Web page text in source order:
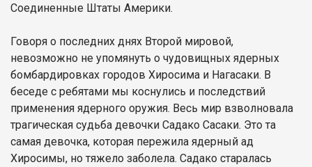
Соединенные Штаты Америки.
Говоря о последних днях Второй мировой,
невозможно не упомянуть о чудовищных ядерных
бомбардировках городов Хиросима и Нагасаки. В
беседе с ребятами мы коснулись и последствий
применения ядерного оружия. Весь мир взволновала
трагическая судьба девочки Садако Сасаки. Это та
самая девочка, которая пережила ядерный ад
Хиросимы, но тяжело заболела. Садако старалась